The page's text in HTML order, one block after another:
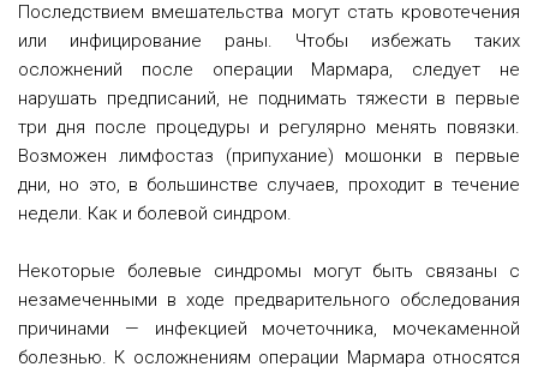
Последствием вмешательства могут стать кровотечения
или инфицирование раны. Чтобы избежать таких
осложнений после операции Мармара, следует не
нарушать предписаний, не поднимать тяжести в первые
три дня после процедуры и регулярно менять повязки.
Возможен лимфостаз (припухание) мошонки в первые
дни, но это, в большинстве случаев, проходит в течение
недели. Как и болевой синдром.
Некоторые болевые синдромы могут быть связаны с
незамеченными в ходе предварительного обследования
причинами — инфекцией мочеточника, мочекаменной
болезнью. К осложнениям операции Мармара относятся